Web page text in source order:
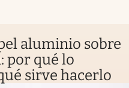
aluminio sobre
por qué lo
sirve hacerlo